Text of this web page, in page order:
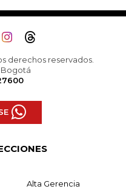
derechos reservados.
Bogotá
Alta Gerencia